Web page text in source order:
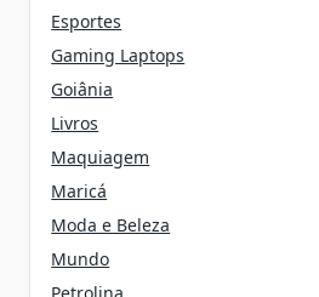
Esportes
Gaming Laptops
Goiânia
Livros
Maquiagem
Maricá
Moda e Beleza
Mundo